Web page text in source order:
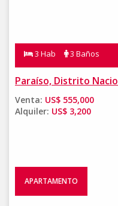
3 Hab 3 Baños
Paraíso, Distrito
Venta: US$ 555,000
Alquiler: US$ 3,200
APARTAMENTO